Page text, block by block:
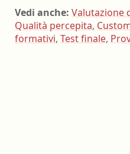
Vedi anche: Valutazione
Qualità percepita,
formativi, Test finale,